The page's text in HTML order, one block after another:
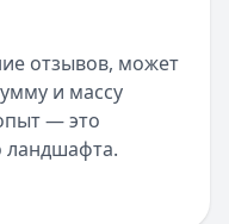
отзывов, может
и массу
— это
ландшафта.